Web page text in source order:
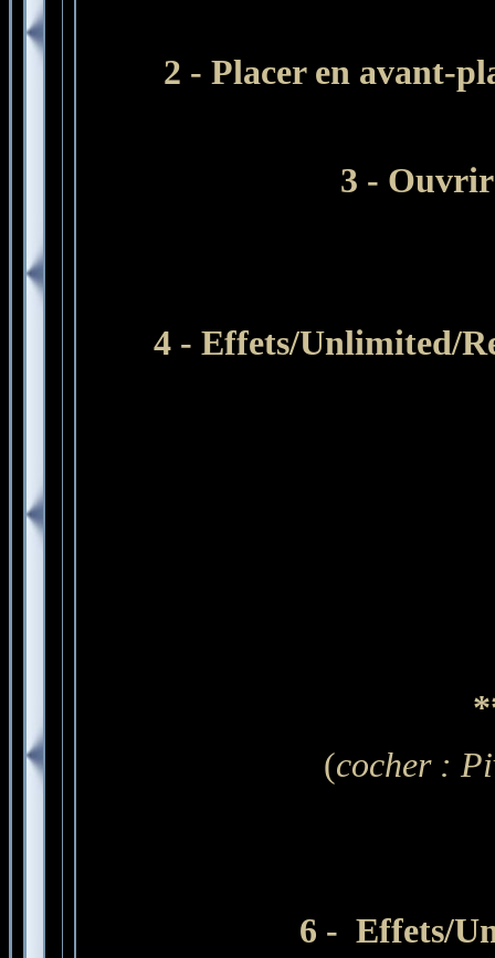
2 - Placer en avant-
3 - Ouvrir
4 - Effets/Unlimited/
(cocher :
6 - Effets/